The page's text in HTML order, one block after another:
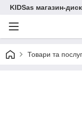
KIDSas магазин-
Товари та